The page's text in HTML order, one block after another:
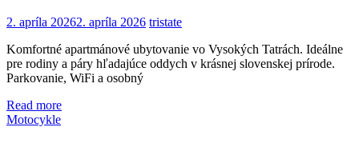
2. apríla 20262. apríla 2026 tristate
Komfortné apartmánové ubytovanie vo Vysokých Tatrách. Ideálne
pre rodiny a páry hľadajúce oddych v krásnej slovenskej prírode.
Parkovanie, WiFi a osobný
Read more
Motocykle